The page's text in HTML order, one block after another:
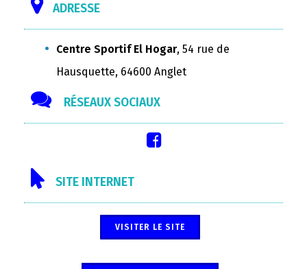
ADRESSE
Centre Sportif El Hogar, 54 rue de
Hausquette, 64600 Anglet
RÉSEAUX SOCIAUX
SITE INTERNET
VISITER LE SITE